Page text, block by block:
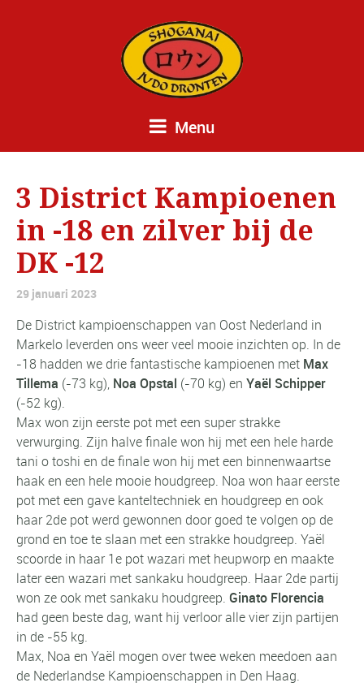
Menu
3 District Kampioenen
in -18 en zilver bij de
DK -12
29 januari 2023
De District kampioenschappen van Oost Nederland in
Markelo leverden ons weer veel mooie inzichten op. In de
-18 hadden we drie fantastische kampioenen met Max
Tillema (-73 kg), Noa Opstal (-70 kg) en Yaël Schipper
(-52 kg).
Max won zijn eerste pot met een super strakke
verwurging. Zijn halve finale won hij met een hele harde
tani o toshi en de finale won hij met een binnenwaartse
haak en een hele mooie houdgreep. Noa won haar eerste
pot met een gave kanteltechniek en houdgreep en ook
haar 2de pot werd gewonnen door goed te volgen op de
grond en toe te slaan met een strakke houdgreep. Yaël
scoorde in haar 1e pot wazari met heupworp en maakte
later een wazari met sankaku houdgreep. Haar 2de partij
won ze ook met sankaku houdgreep. Ginato Florencia
had geen beste dag, want hij verloor alle vier zijn partijen
in de -55 kg.
Max, Noa en Yaël mogen over twee weken meedoen aan
de Nederlandse Kampioenschappen in Den Haag.